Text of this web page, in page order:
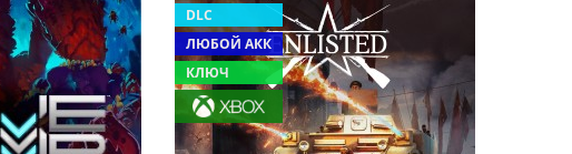
DLC
ЛЮБОЙ АКК
КЛЮЧ